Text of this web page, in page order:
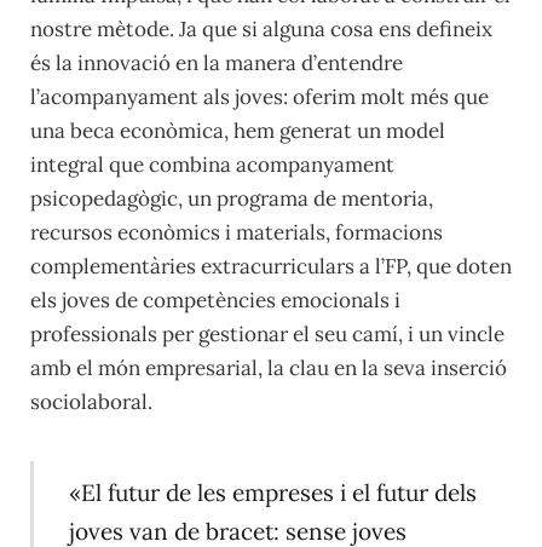
nostre mètode. Ja que si alguna cosa ens defineix
és la innovació en la manera d’entendre
l’acompanyament als joves: oferim molt més que
una beca econòmica, hem generat un model
integral que combina acompanyament
psicopedagògic, un programa de mentoria,
recursos econòmics i materials, formacions
complementàries extracurriculars a l’FP, que doten
els joves de competències emocionals i
professionals per gestionar el seu camí, i un vincle
amb el món empresarial, la clau en la seva inserció
sociolaboral.
«El futur de les empreses i el futur dels
joves van de bracet: sense joves